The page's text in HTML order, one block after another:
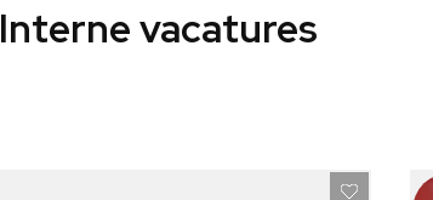
Interne vacatures